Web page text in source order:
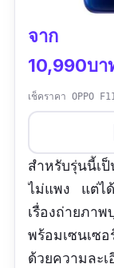
จาก
10,990บา
เช็คราคา OPPO
สำหรับรุ่นนี้เป็
ไม่แพง แต่ไ
เรื่องถ่ายภ
พร้อมเซนเ
ด้วยความละ